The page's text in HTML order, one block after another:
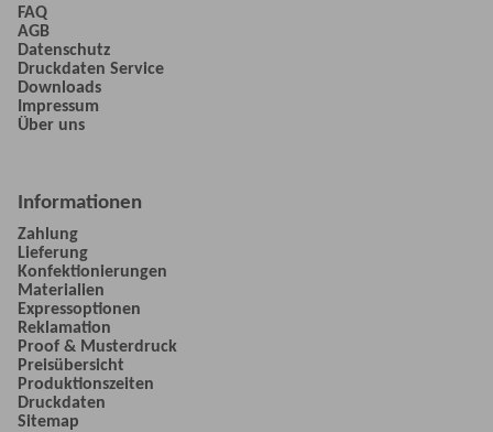
FAQ
AGB
Datenschutz
Druckdaten Service
Downloads
Impressum
Über uns
Informationen
Zahlung
Lieferung
Konfektionierungen
Materialien
Expressoptionen
Reklamation
Proof & Musterdruck
Preisübersicht
Produktionszeiten
Druckdaten
Sitemap